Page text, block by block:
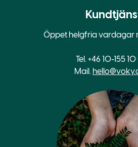
Öppet helgfria vardagar
Tel. +46 10-155
Mail.